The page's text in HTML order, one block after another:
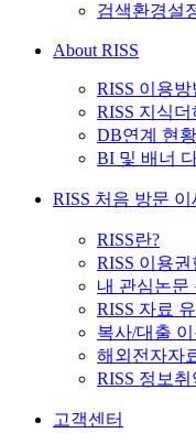
검색환경설
About RISS
RISS 이용방
RISS 지식더
DB연계 현황
BI 및 배너
RISS 처음 방문 이
RISS란?
RISS 이용권
내 관심논문
RISS 자료
복사/대출
해외전자자
RISS 정보
고객센터